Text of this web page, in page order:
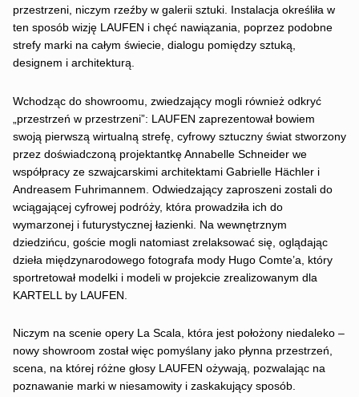
przestrzeni, niczym rzeźby w galerii sztuki. Instalacja określiła w
ten sposób wizję LAUFEN i chęć nawiązania, poprzez podobne
strefy marki na całym świecie, dialogu pomiędzy sztuką,
designem i architekturą.
Wchodząc do showroomu, zwiedzający mogli również odkryć
„przestrzeń w przestrzeni”: LAUFEN zaprezentował bowiem
swoją pierwszą wirtualną strefę, cyfrowy sztuczny świat stworzony
przez doświadczoną projektantkę Annabelle Schneider we
współpracy ze szwajcarskimi architektami Gabrielle Hächler i
Andreasem Fuhrimannem. Odwiedzający zaproszeni zostali do
wciągającej cyfrowej podróży, która prowadziła ich do
wymarzonej i futurystycznej łazienki. Na wewnętrznym
dziedzińcu, goście mogli natomiast zrelaksować się, oglądając
dzieła międzynarodowego fotografa mody Hugo Comte’a, który
sportretował modelki i modeli w projekcie zrealizowanym dla
KARTELL by LAUFEN.
Niczym na scenie opery La Scala, która jest położony niedaleko –
nowy showroom został więc pomyślany jako płynna przestrzeń,
scena, na której różne głosy LAUFEN ożywają, pozwalając na
poznawanie marki w niesamowity i zaskakujący sposób.